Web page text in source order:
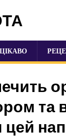
ЦІКАВО
та